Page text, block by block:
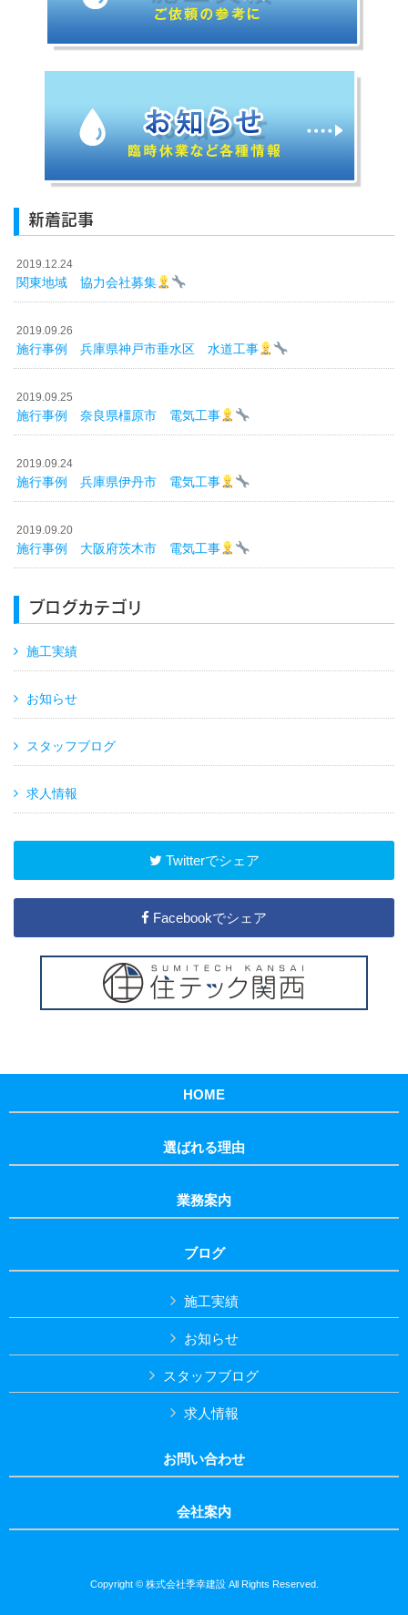
新着記事
2019.12.24
関東地域 協力会社募集
2019.09.26
施行事例 兵庫県神戸市垂水区 水道工事
2019.09.25
施行事例 奈良県橿原市 電気工事
2019.09.24
施行事例 兵庫県伊丹市 電気工事
2019.09.20
施行事例 大阪府茨木市 電気工事
ブログカテゴリ
施工実績
お知らせ
スタッフブログ
求人情報
Twitterでシェア
Facebookでシェア
HOME
選ばれる理由
業務案内
ブログ
施工実績
お知らせ
スタッフブログ
求人情報
お問い合わせ
会社案内
Copyright © 株式会社季幸建設 All Rights Reserved.